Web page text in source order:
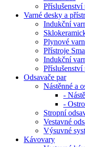
Příslušenství
Varné desky a
Indukční
Plynové
Přístroje
Indukční
Příslušenství
Odsavače par
Nástěnné a
-
-
Stropní
Vestavné
Výsuvné
Kávovary